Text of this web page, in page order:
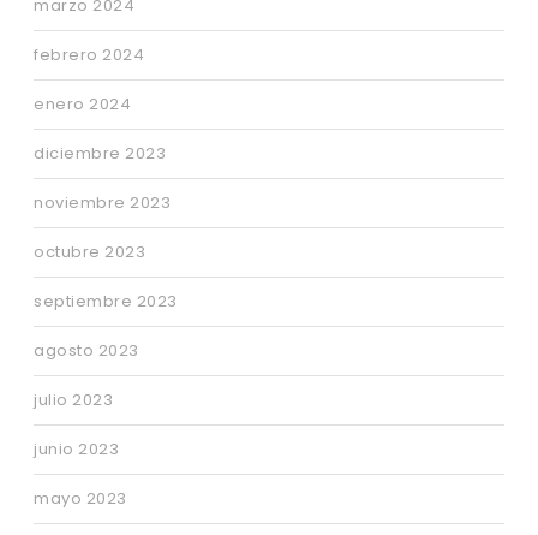
marzo 2024
febrero 2024
enero 2024
diciembre 2023
noviembre 2023
octubre 2023
septiembre 2023
agosto 2023
julio 2023
junio 2023
mayo 2023